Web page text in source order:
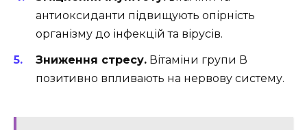
антиоксиданти підвищують опірність
організму до інфекцій та вірусів.
Зниження стресу. Вітаміни групи В
позитивно впливають на нервову систему.